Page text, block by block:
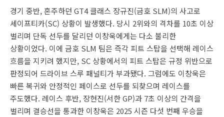
경기 중반, 혼주하던 GT4 클래스 장규진(금호 SLM)의 사고로
세이프티카(SC) 상황이 발생했다. 당시 2위와의 격차를 10초 이상
벌리며 단독 선두를 달리던 이창욱에게는 다소 불리한
상황이었다. 이에 금호 SLM 팀은 즉각 피트 스탑을 선택해 레이스
흐름을 지키려 했지만, SC 상황에서의 피트 스탑은 규정 위반으로
판정되어 드라이브 스루 패널티가 부과됐다. 그럼에도 이창욱은
빠른 복귀와 안정적인 페이스로 선두를 되찾으며 레이스를
주도했다. 레이스 후반, 장현진(서한 GP)과 7초 이상의 간격을
벌리며 결승선을 통과한 이창욱은 2025 시즌 다섯 번째 우승을